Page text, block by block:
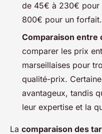
de 45€ à 230€ pour
800€ pour un forfait.
Comparaison entre
comparer les prix
marseillaises pour
qualité-prix.
avantageux, tandis
leur expertise et la
La comparaison des